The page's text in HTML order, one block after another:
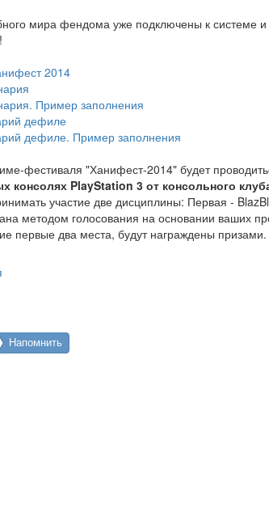
мира фендома уже подключены к системе
2014
Пример заполнения
дефиле
дефиле. Пример заполнения
фестиваля "Ханифест-2014" будет
консолях PlayStation 3 от консольного
участие две дисциплины: Первая -
методом голосования на основании ваших
первые два места, будут награждены призами.
Напомнить